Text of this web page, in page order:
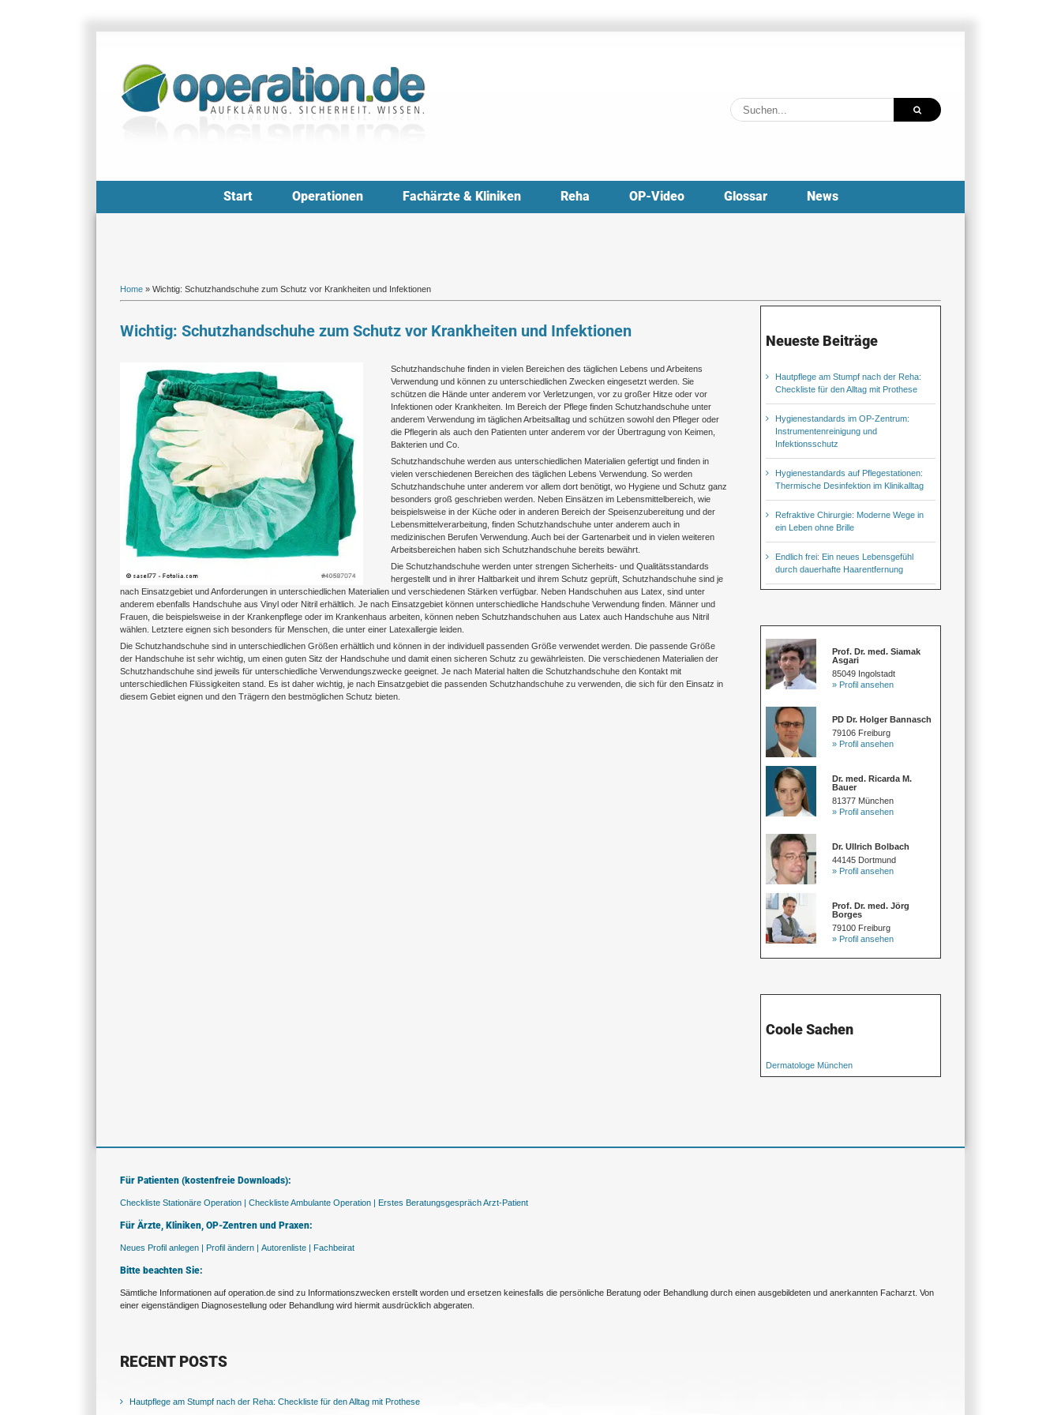
Suche
nach:
Start Operationen Fachärzte & Kliniken Reha OP-Video Glossar News
Home » Wichtig: Schutzhandschuhe zum Schutz vor Krankheiten und Infektionen
Wichtig: Schutzhandschuhe zum Schutz vor Krankheiten und Infektionen
grösseres
Schutzhandschuhe finden in vielen Bereichen des täglichen Lebens und Arbeitens
Verwendung und können zu unterschiedlichen Zwecken eingesetzt werden. Sie
schützen die Hände unter anderem vor Verletzungen, vor zu großer Hitze oder vor
Infektionen oder Krankheiten. Im Bereich der Pflege finden Schutzhandschuhe unter
anderem Verwendung im täglichen Arbeitsalltag und schützen sowohl den Pfleger oder
die Pflegerin als auch den Patienten unter anderem vor der Übertragung von Keimen,
Bakterien und Co.
Schutzhandschuhe werden aus unterschiedlichen Materialien gefertigt und finden in
vielen verschiedenen Bereichen des täglichen Lebens Verwendung. So werden
Schutzhandschuhe unter anderem vor allem dort benötigt, wo Hygiene und Schutz ganz
besonders groß geschrieben werden. Neben Einsätzen im Lebensmittelbereich, wie
beispielsweise in der Küche oder in anderen Bereich der Speisenzubereitung und der
Lebensmittelverarbeitung, finden Schutzhandschuhe unter anderem auch in
medizinischen Berufen Verwendung. Auch bei der Gartenarbeit und in vielen weiteren
Arbeitsbereichen haben sich Schutzhandschuhe bereits bewährt.
Die Schutzhandschuhe werden unter strengen Sicherheits- und Qualitätsstandards
hergestellt und in ihrer Haltbarkeit und ihrem Schutz geprüft, Schutzhandschuhe sind je
nach Einsatzgebiet und Anforderungen in unterschiedlichen Materialien und verschiedenen Stärken verfügbar. Neben Handschuhen aus Latex, sind unter
anderem ebenfalls Handschuhe aus Vinyl oder Nitril erhältlich. Je nach Einsatzgebiet können unterschiedliche Handschuhe Verwendung finden. Männer und
Frauen, die beispielsweise in der Krankenpflege oder im Krankenhaus arbeiten, können neben Schutzhandschuhen aus Latex auch Handschuhe aus Nitril
wählen. Letztere eignen sich besonders für Menschen, die unter einer Latexallergie leiden.
Die Schutzhandschuhe sind in unterschiedlichen Größen erhältlich und können in der individuell passenden Größe verwendet werden. Die passende Größe
der Handschuhe ist sehr wichtig, um einen guten Sitz der Handschuhe und damit einen sicheren Schutz zu gewährleisten. Die verschiedenen Materialien der
Schutzhandschuhe sind jeweils für unterschiedliche Verwendungszwecke geeignet. Je nach Material halten die Schutzhandschuhe den Kontakt mit
unterschiedlichen Flüssigkeiten stand. Es ist daher wichtig, je nach Einsatzgebiet die passenden Schutzhandschuhe zu verwenden, die sich für den Einsatz in
diesem Gebiet eignen und den Trägern den bestmöglichen Schutz bieten.
Neueste Beiträge
Hautpflege am Stumpf nach der Reha:
Checkliste für den Alltag mit Prothese
Hygienestandards im OP-Zentrum:
Instrumentenreinigung und
Infektionsschutz
Hygienestandards auf Pflegestationen:
Thermische Desinfektion im Klinikalltag
Refraktive Chirurgie: Moderne Wege in
ein Leben ohne Brille
Endlich frei: Ein neues Lebensgefühl
durch dauerhafte Haarentfernung
Prof. Dr. med. Siamak
Asgari
85049 Ingolstadt
» Profil ansehen
PD Dr. Holger Bannasch
79106 Freiburg
» Profil ansehen
Dr. med. Ricarda M.
Bauer
81377 München
» Profil ansehen
Dr. Ullrich Bolbach
44145 Dortmund
» Profil ansehen
Prof. Dr. med. Jörg
Borges
79100 Freiburg
» Profil ansehen
Coole Sachen
Dermatologe München
Für Patienten (kostenfreie Downloads):
Checkliste Stationäre Operation | Checkliste Ambulante Operation | Erstes Beratungsgespräch Arzt-Patient
Für Ärzte, Kliniken, OP-Zentren und Praxen:
Neues Profil anlegen | Profil ändern | Autorenliste | Fachbeirat
Bitte beachten Sie:
Sämtliche Informationen auf operation.de sind zu Informationszwecken erstellt worden und ersetzen keinesfalls die persönliche Beratung oder Behandlung durch einen ausgebildeten und anerkannten Facharzt. Von
einer eigenständigen Diagnosestellung oder Behandlung wird hiermit ausdrücklich abgeraten.
RECENT POSTS
Hautpflege am Stumpf nach der Reha: Checkliste für den Alltag mit Prothese